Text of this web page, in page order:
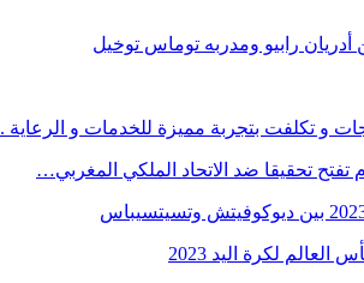
أدريان رابيو ومدربه توماس توخيل
و تكلفت بتجربة مميزة للخدمات و الرعاية .
تفتح تحقيقا ضد الاتحاد الملكي المغربي…
لكرة اليد 2023